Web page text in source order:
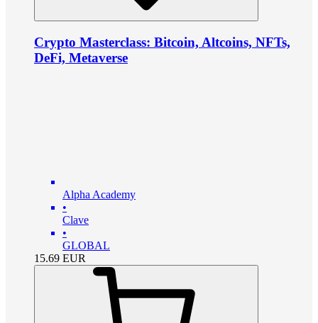
Crypto Masterclass: Bitcoin, Altcoins, NFTs,
DeFi, Metaverse
Alpha Academy
•
Clave
•
GLOBAL
15.69 EUR